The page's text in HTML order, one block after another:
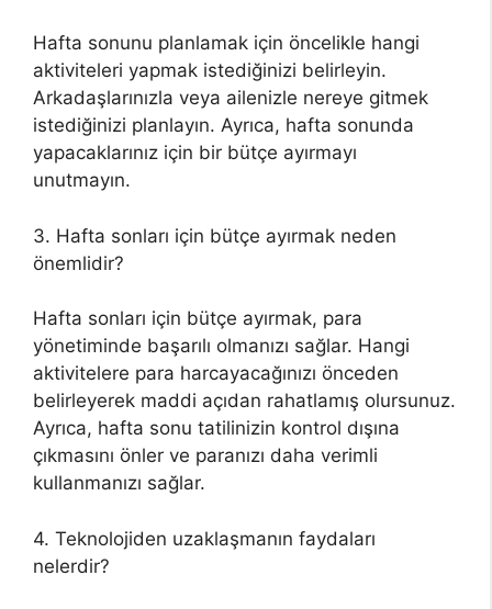
Hafta sonunu planlamak için öncelikle hangi
aktiviteleri yapmak istediğinizi belirleyin.
Arkadaşlarınızla veya ailenizle nereye gitmek
istediğinizi planlayın. Ayrıca, hafta sonunda
yapacaklarınız için bir bütçe ayırmayı
unutmayın.
3. Hafta sonları için bütçe ayırmak neden
önemlidir?
Hafta sonları için bütçe ayırmak, para
yönetiminde başarılı olmanızı sağlar. Hangi
aktivitelere para harcayacağınızı önceden
belirleyerek maddi açıdan rahatlamış olursunuz.
Ayrıca, hafta sonu tatilinizin kontrol dışına
çıkmasını önler ve paranızı daha verimli
kullanmanızı sağlar.
4. Teknolojiden uzaklaşmanın faydaları
nelerdir?